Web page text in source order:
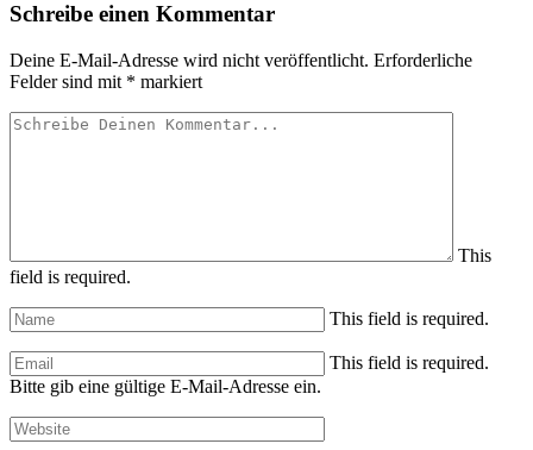
Schreibe einen Kommentar
Deine E-Mail-Adresse wird nicht veröffentlicht. Erforderliche
Felder sind mit * markiert
This
field is required.
This field is required.
This field is required.
Bitte gib eine gültige E-Mail-Adresse ein.